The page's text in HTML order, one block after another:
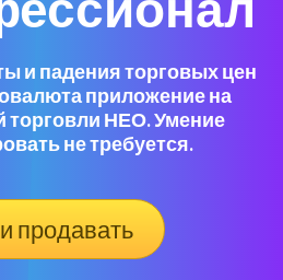
и падения торговых цен
приложение на
торговли НЕО. Умение
не требуется.
продавать